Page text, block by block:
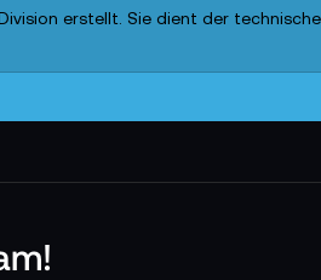
erstellt. Sie dient der